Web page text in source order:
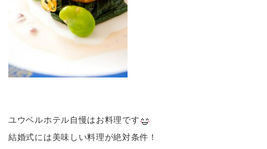
ユウベルホテル自慢はお料理です
結婚式には美味しい料理が絶対条件！